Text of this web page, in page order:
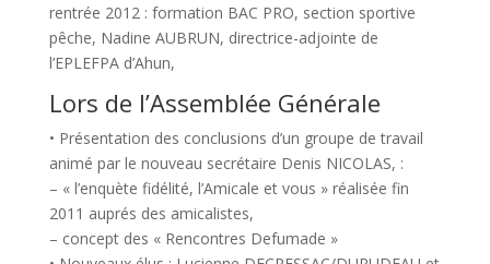
rentrée 2012 : formation BAC PRO, section sportive
pêche, Nadine AUBRUN, directrice-adjointe de
l’EPLEFPA d’Ahun,
Lors de l’Assemblée Générale
• Présentation des conclusions d’un groupe de travail
animé par le nouveau secrétaire Denis NICOLAS, :
– « l’enquète fidélité, l’Amicale et vous » réalisée fin
2011 auprés des amicalistes,
– concept des « Rencontres Defumade »